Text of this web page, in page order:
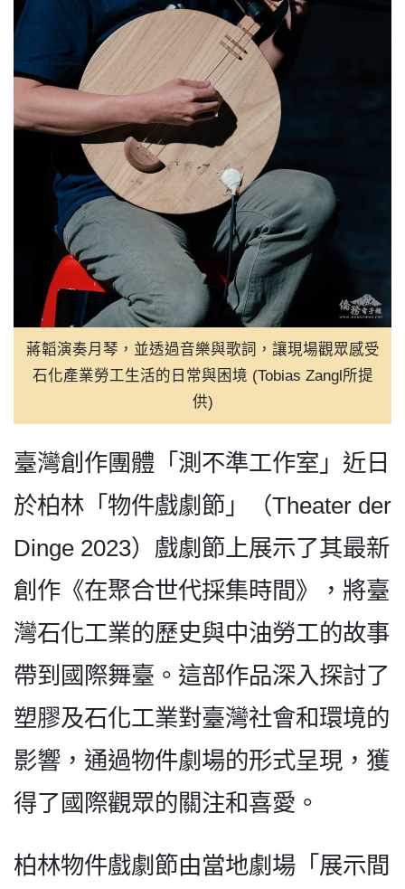
蔣韜演奏月琴，並透過音樂與歌詞，讓現場觀眾感受
石化產業勞工生活的日常與困境 (Tobias Zangl所提
供)
臺灣創作團體「測不準工作室」近日
於柏林「物件戲劇節」（Theater der
Dinge 2023）戲劇節上展示了其最新
創作《在聚合世代採集時間》，將臺
灣石化工業的歷史與中油勞工的故事
帶到國際舞臺。這部作品深入探討了
塑膠及石化工業對臺灣社會和環境的
影響，通過物件劇場的形式呈現，獲
得了國際觀眾的關注和喜愛。
柏林物件戲劇節由當地劇場「展示間